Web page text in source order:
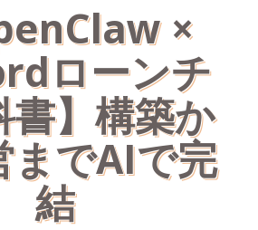
×
ローンチ
書】構築か
までAIで完
結